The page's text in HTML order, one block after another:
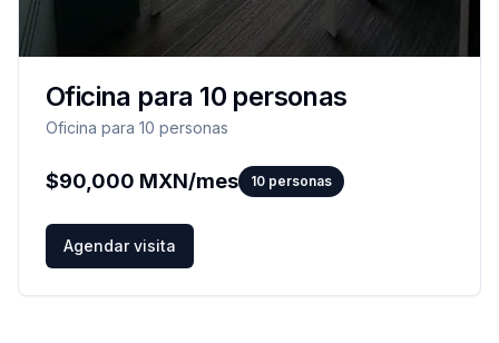
Oficina para 10 personas
Oficina para 10 personas
$90,000 MXN/mes 10 personas
Agendar visita